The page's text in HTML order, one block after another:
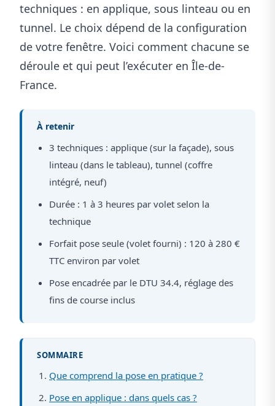
techniques : en applique, sous linteau ou en
tunnel. Le choix dépend de la configuration
de votre fenêtre. Voici comment chacune se
déroule et qui peut l’exécuter en Île-de-
France.
À retenir
3 techniques : applique (sur la façade), sous
linteau (dans le tableau), tunnel (coffre
intégré, neuf)
Durée : 1 à 3 heures par volet selon la
technique
Forfait pose seule (volet fourni) : 120 à 280 €
TTC environ par volet
Pose encadrée par le DTU 34.4, réglage des
fins de course inclus
SOMMAIRE
Que comprend la pose en pratique ?
Pose en applique : dans quels cas ?